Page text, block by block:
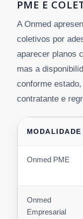
PME E
A Onmed
coletivos por
aparecer planos
mas a
conforme
contratante e
MODALIDADE
Onmed PME
Onmed
Empresarial